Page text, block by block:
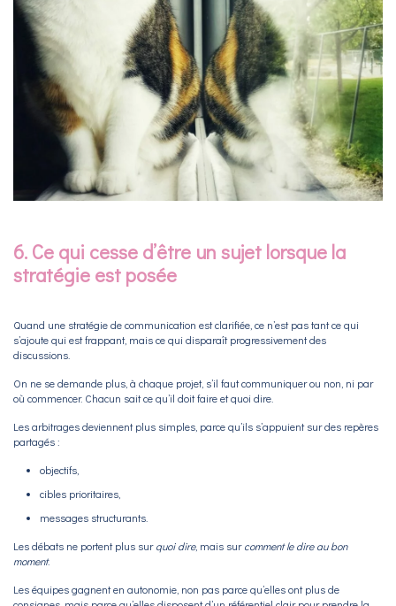
6. Ce qui cesse d’être un sujet lorsque la
stratégie est posée
Quand une stratégie de communication est clarifiée, ce n’est pas tant ce qui
s’ajoute qui est frappant, mais ce qui disparaît progressivement des
discussions.
On ne se demande plus, à chaque projet, s’il faut communiquer ou non, ni par
où commencer. Chacun sait ce qu’il doit faire et quoi dire.
Les arbitrages deviennent plus simples, parce qu’ils s’appuient sur des repères
partagés :
objectifs,
cibles prioritaires,
messages structurants.
Les débats ne portent plus surquoi dire, mais surcomment le dire au bon
moment.
Les équipes gagnent en autonomie, non pas parce qu’elles ont plus de